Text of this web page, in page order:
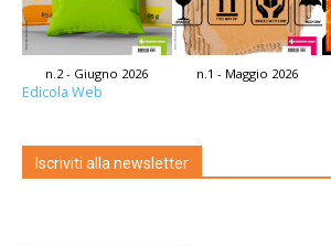
n.2 - Giugno 2026 n.1 - Maggio 2026
Edicola Web
Iscriviti alla newsletter